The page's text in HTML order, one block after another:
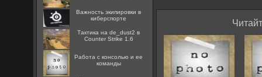
Важность экипировки в
киберспорте
Тактика на de_dust2 в
Counter Strike 1.6
Работа с консолью и ее
команды